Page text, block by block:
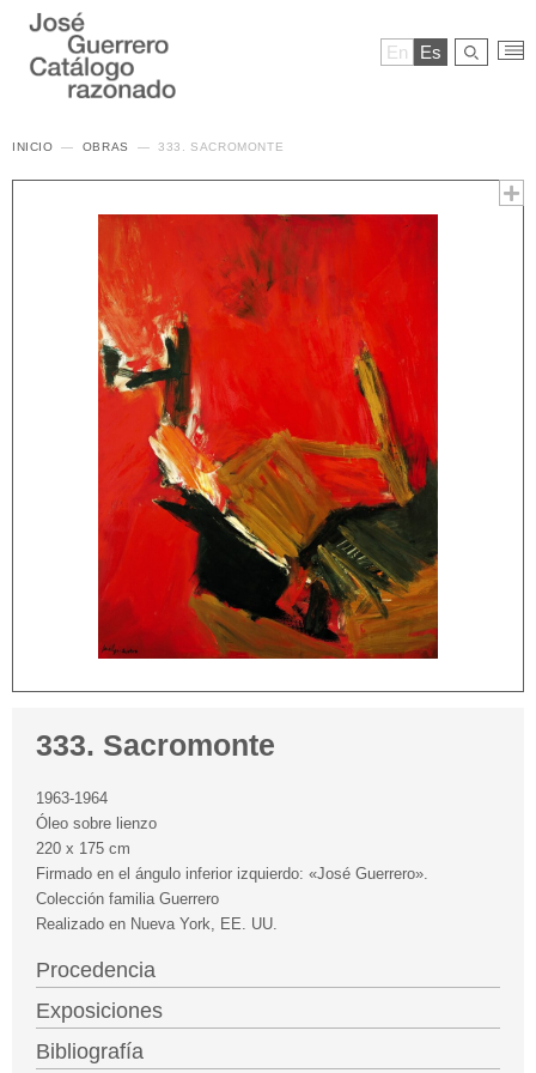
En Es
INICIO OBRAS 333. SACROMONTE
333. Sacromonte
1963-1964
Óleo sobre lienzo
220 x 175 cm
Firmado en el ángulo inferior izquierdo: «José Guerrero».
Colección familia Guerrero
Realizado en Nueva York, EE. UU.
Procedencia
Exposiciones
Bibliografía